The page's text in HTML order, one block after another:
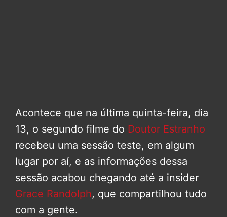
Acontece que na última quinta-feira, dia
13, o segundo filme do Doutor Estranho
recebeu uma sessão teste, em algum
lugar por aí, e as informações dessa
sessão acabou chegando até a insider
Grace Randolph, que compartilhou tudo
com a gente.